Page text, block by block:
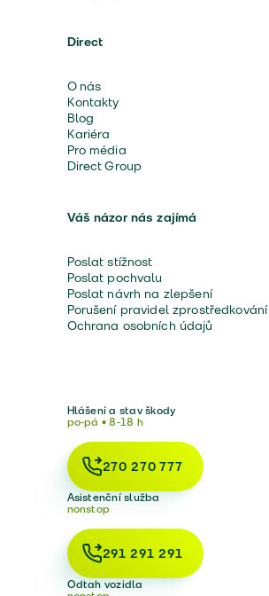
Direct
O nás
Kontakty
Blog
Kariéra
Pro média
Direct Group
Váš názor nás zajímá
Poslat stížnost
Poslat pochvalu
Poslat návrh na zlepšení
Porušení pravidel zprostředkování
Ochrana osobních údajů
Hlášení a stav škody
po-pá • 8-18 h
270 270 777
Asistenční služba
nonstop
291 291 291
Odtah vozidla